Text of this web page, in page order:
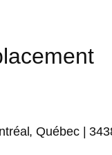
Québec |